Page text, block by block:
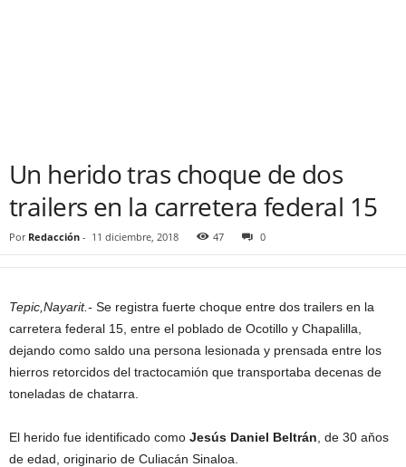
Un herido tras choque de dos
trailers en la carretera federal 15
Por Redacción - 11 diciembre, 2018 47 0
Tepic,Nayarit.- Se registra fuerte choque entre dos trailers en la
carretera federal 15, entre el poblado de Ocotillo y Chapalilla,
dejando como saldo una persona lesionada y prensada entre los
hierros retorcidos del tractocamión que transportaba decenas de
toneladas de chatarra.
El herido fue identificado como Jesús Daniel Beltrán , de 30 aňos
de edad, originario de Culiacán Sinaloa.